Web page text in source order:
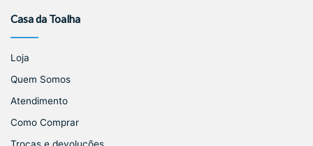
Casa da Toalha
Loja
Quem Somos
Atendimento
Como Comprar
Trocas e devoluções